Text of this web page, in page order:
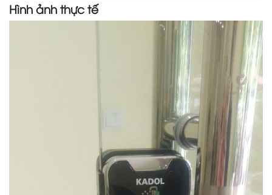
Hình ảnh thực tế